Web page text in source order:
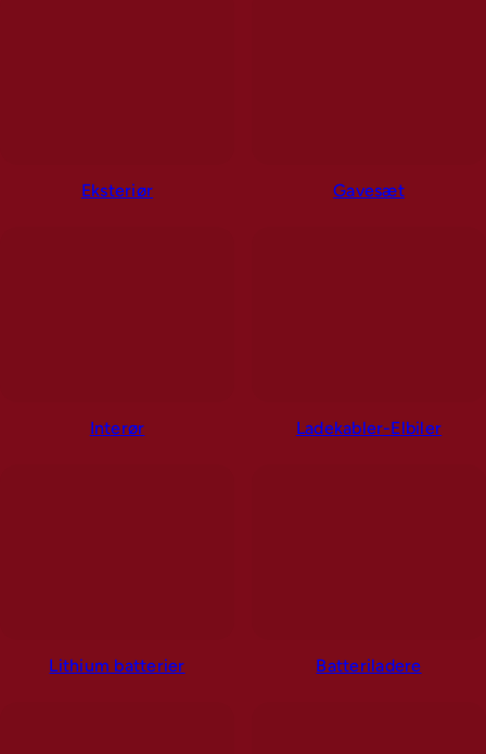
Eksteriør Gavesæt
Interør Ladekabler-Elbiler
Lithium batterier Batteriladere